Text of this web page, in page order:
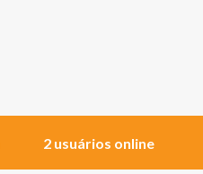
2 usuários online